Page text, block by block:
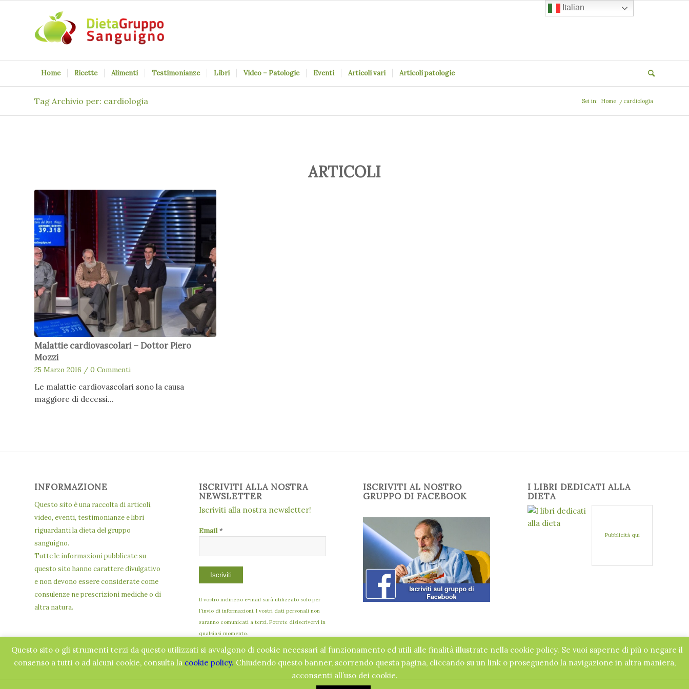
Home Ricette Alimenti Testimonianze Libri Video – Patologie Eventi Articoli vari Articoli patologie
Tag Archivio per: cardiologia Sei in: Home / cardiologia
ARTICOLI
Malattie cardiovascolari – Dottor Piero
Mozzi
25 Marzo 2016 / 0 Commenti
Le malattie cardiovascolari sono la causa
maggiore di decessi…
INFORMAZIONE
Questo sito è una raccolta di articoli,
video, eventi, testimonianze e libri
riguardanti la dieta del gruppo
sanguigno.
Tutte le informazioni pubblicate su
questo sito hanno carattere divulgativo
e non devono essere considerate come
consulenze ne prescrizioni mediche o di
altra natura.
ISCRIVITI ALLA NOSTRA
NEWSLETTER
Iscriviti alla nostra newsletter!
Email*
Il vostro indirizzo e-mail sarà utilizzato solo per
l'invio di informazioni. I vostri dati personali non
saranno comunicati a terzi. Potrete disiscrivervi in
qualsiasi momento.
ISCRIVITI AL NOSTRO
GRUPPO DI FACEBOOK
I LIBRI DEDICATI ALLA
DIETA
Pubblicità qui
Questo sito o gli strumenti terzi da questo utilizzati si avvalgono di cookie necessari al funzionamento ed utili alle finalità illustrate nella cookie policy. Se vuoi saperne di più o negare il
consenso a tutti o ad alcuni cookie, consulta la cookie policy. Chiudendo questo banner, scorrendo questa pagina, cliccando su un link o proseguendo la navigazione in altra maniera,
acconsenti all’uso dei cookie.
Italian